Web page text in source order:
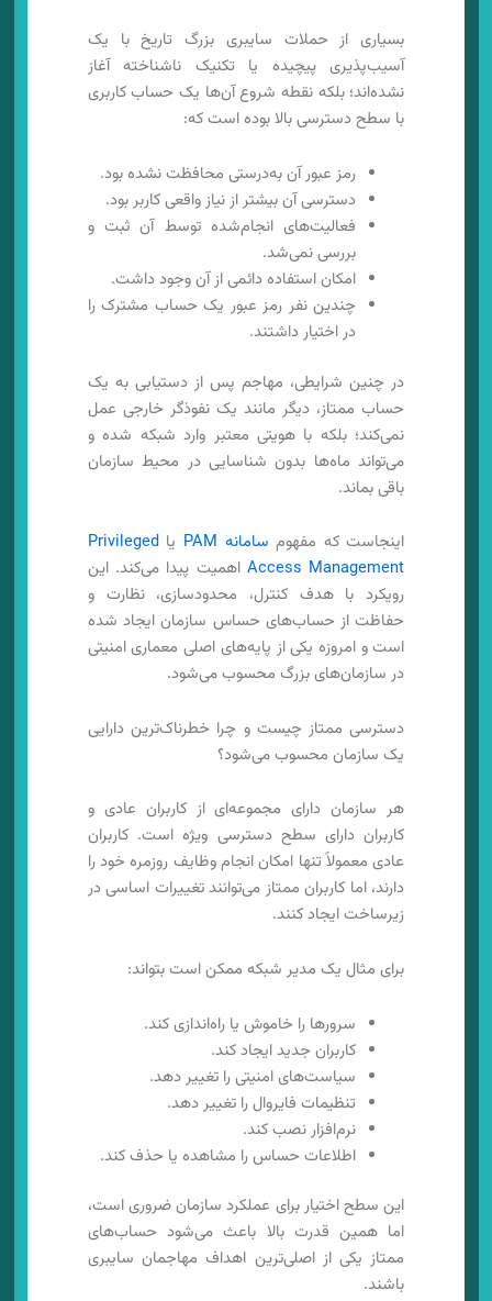
بسیاری از حملات سایبری بزرگ تاریخ با یک
آسیب‌پذیری پیچیده یا تکنیک ناشناخته آغاز
نشده‌اند؛ بلکه نقطه شروع آن‌ها یک حساب کاربری
با سطح دسترسی بالا بوده است که:
رمز عبور آن به‌درستی محافظت نشده بود.
دسترسی آن بیشتر از نیاز واقعی کاربر بود.
فعالیت‌های انجام‌شده توسط آن ثبت و
بررسی نمی‌شد.
امکان استفاده دائمی از آن وجود داشت.
چندین نفر رمز عبور یک حساب مشترک را
در اختیار داشتند.
در چنین شرایطی، مهاجم پس از دستیابی به یک
حساب ممتاز، دیگر مانند یک نفوذگر خارجی عمل
نمی‌کند؛ بلکه با هویتی معتبر وارد شبکه شده و
می‌تواند ماه‌ها بدون شناسایی در محیط سازمان
باقی بماند.
اینجاست که مفهوم سامانه PAM یاPrivileged
Access Management اهمیت پیدا می‌کند. این
رویکرد با هدف کنترل، محدودسازی، نظارت و
حفاظت از حساب‌های حساس سازمان ایجاد شده
است و امروزه یکی از پایه‌های اصلی معماری امنیتی
در سازمان‌های بزرگ محسوب می‌شود.
دسترسی ممتاز چیست و چرا خطرناک‌ترین دارایی
یک سازمان محسوب می‌شود؟
هر سازمان دارای مجموعه‌ای از کاربران عادی و
کاربران دارای سطح دسترسی ویژه است. کاربران
عادی معمولاً تنها امکان انجام وظایف روزمره خود را
دارند، اما کاربران ممتاز می‌توانند تغییرات اساسی در
زیرساخت ایجاد کنند.
برای مثال یک مدیر شبکه ممکن است بتواند:
سرورها را خاموش یا راه‌اندازی کند.
کاربران جدید ایجاد کند.
سیاست‌های امنیتی را تغییر دهد.
تنظیمات فایروال را تغییر دهد.
نرم‌افزار نصب کند.
اطلاعات حساس را مشاهده یا حذف کند.
این سطح اختیار برای عملکرد سازمان ضروری است،
اما همین قدرت بالا باعث می‌شود حساب‌های
ممتاز یکی از اصلی‌ترین اهداف مهاجمان سایبری
باشند.